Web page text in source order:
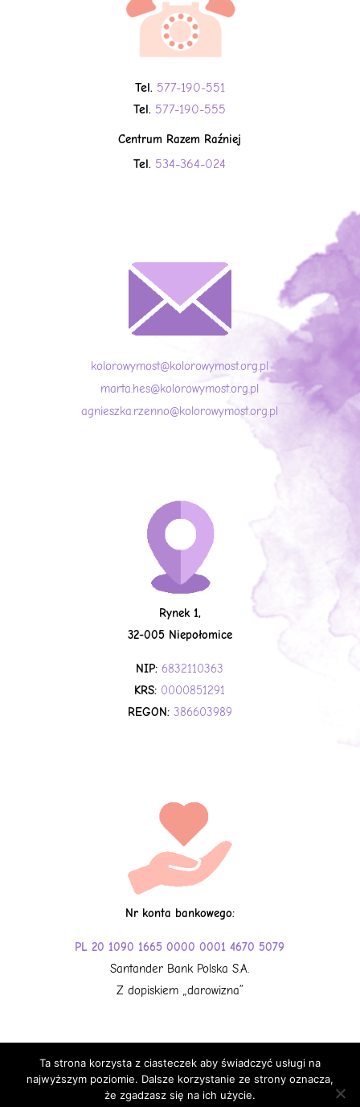
Tel. 577-190-551
Tel. 577-190-555
Centrum Razem Raźniej
Tel. 534-364-024
kolorowymost@kolorowymost.org.pl
marta.hes@kolorowymost.org.pl
agnieszka.rzenno@kolorowymost.org.pl
Rynek 1,
32-005 Niepołomice
NIP: 6832110363
KRS: 0000851291
REGON:386603989
Nr konta bankowego:
PL 20 1090 1665 0000 0001 4670 5079
Santander Bank Polska S.A.
Z dopiskiem „darowizna”
Ta strona korzysta z ciasteczek aby świadczyć usługi na
najwyższym poziomie. Dalsze korzystanie ze strony oznacza,
że zgadzasz się na ich użycie.